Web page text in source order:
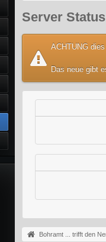
Server Status
ACHTUNG
Das neue gibt
Bohramt ... trifft den